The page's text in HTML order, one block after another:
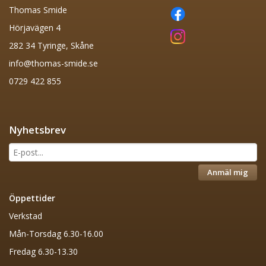
Thomas Smide
Hörjavägen 4
282 34 Tyringe, Skåne
info@thomas-smide.se
0729 422 855
Nyhetsbrev
Anmäl mig
Öppettider
Verkstad
Mån-Torsdag 6.30-16.00
Fredag 6.30-13.30